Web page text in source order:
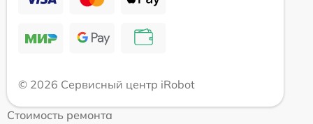
© 2026 Сервисный центр iRobot
Стоимость ремонта